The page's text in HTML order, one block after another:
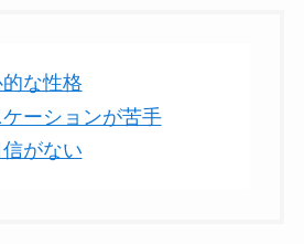
な性格
ーションが苦手
がない